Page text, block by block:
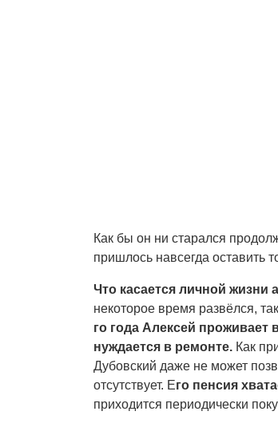
Как бы он ни старался
пришлось навсегда оставить
Что касается личной жизни
некоторое время развёлся,
го года Алексей проживает
нуждается в ремонте. Как
Дубовский даже не может
отсутствует. Его пенсия
приходится периодически